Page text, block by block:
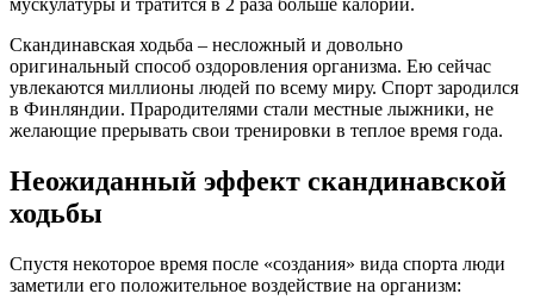
Скандинавская ходьба – несложный и довольно
оригинальный способ оздоровления организма. Ею сейчас
увлекаются миллионы людей по всему миру. Спорт зародился
в Финляндии. Прародителями стали местные лыжники, не
желающие прерывать свои тренировки в теплое время года.
Неожиданный эффект скандинавской
ходьбы
Спустя некоторое время после «создания» вида спорта люди
заметили его положительное воздействие на организм: